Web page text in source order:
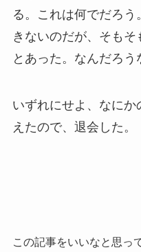
る。これは何でだろ
きないのだが、そも
とあった。なんだろう
いずれにせよ、なに
えたので、退会した。
この記事をいいなと思っ